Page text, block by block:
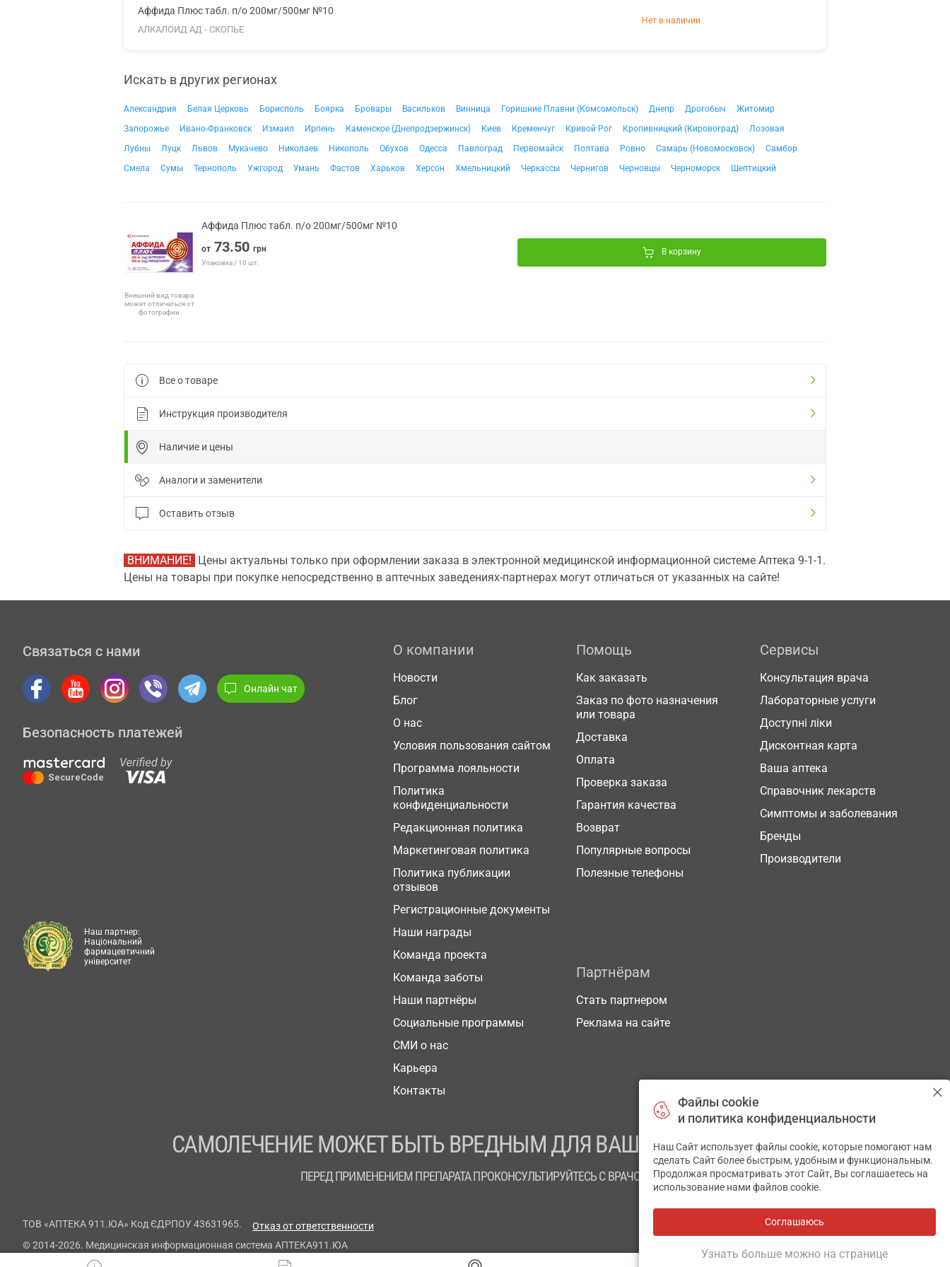
Аффида Плюс табл. п/о 200мг/500мг №10
АЛКАЛОИД АД - СКОПЬЕ
Нет в наличии
Искать в других регионах
Александрия Белая Церковь Борисполь Боярка Бровары Васильков Винница Горишние Плавни (Комсомольск) Днепр Дрогобыч
Житомир
Запорожье
Ивано-Франковск Измаил Ирпень Каменское (Днепродзержинск) Киев Кременчуг Кривой Рог Кропивницкий (Кировоград)
Лозовая
Лубны
Луцк Львов Мукачево Николаев Никополь Обухов Одесса Павлоград Первомайск Полтава Ровно Самарь (Новомосковск)
Самбор
Смела
Сумы Тернополь Ужгород Умань Фастов Харьков Херсон Хмельницкий Черкассы Чернигов Черновцы Черноморск Шептицкий
Внешний вид товара
может отличаться от
фотографии
Аффида Плюс табл. п/о 200мг/500мг №10
от 73.50 грн
Упаковка / 10 шт.
В корзину
Все о товаре
Инструкция производителя
Наличие и цены
Аналоги и заменители
Оставить отзыв
ВНИМАНИЕ! Цены актуальны только при оформлении заказа в электронной медицинской информационной системе Аптека 9-1-1.
Цены на товары при покупке непосредственно в аптечных заведениях-партнерах могут отличаться от указанных на сайте!
Связаться с нами
Онлайн чат
Безопасность платежей
О компании
Новости
Блог
О нас
Условия пользования сайтом
Программа лояльности
Политика
конфиденциальности
Редакционная политика
Маркетинговая политика
Политика публикации
отзывов
Регистрационные документы
Наши награды
Команда проекта
Команда заботы
Наши партнёры
Социальные программы
СМИ о нас
Карьера
Контакты
Помощь
Как заказать
Заказ по фото назначения
или товара
Доставка
Оплата
Проверка заказа
Гарантия качества
Возврат
Популярные вопросы
Полезные телефоны
Сервисы
Консультация врача
Лабораторные услуги
Доступні ліки
Дисконтная карта
Ваша аптека
Справочник лекарств
Симптомы и заболевания
Бренды
Производители
Партнёрам
Стать партнером
Реклама на сайте
Наш партнер:
Національний
фармацевтичний
університет
САМОЛЕЧЕНИЕ МОЖЕТ БЫТЬ ВРЕДНЫМ ДЛЯ ВАШЕГО ЗДОРОВЬЯ
ПЕРЕД ПРИМЕНЕНИЕМ ПРЕПАРАТА ПРОКОНСУЛЬТИРУЙТЕСЬ С ВРАЧОМ
ТОВ «АПТЕКА 911.ЮА» Код ЄДРПОУ 43631965.
Отказ от ответственности
© 2014-2026. Медицинская информационная система АПТЕКА911.ЮА
Файлы cookie
и политика конфиденциальности
Наш Сайт использует файлы cookie, которые помогают нам
сделать Сайт более быстрым, удобным и функциональным.
Продолжая просматривать этот Сайт, Вы соглашаетесь на
использование нами файлов cookie.
Соглашаюсь
Узнать больше можно на странице
✕